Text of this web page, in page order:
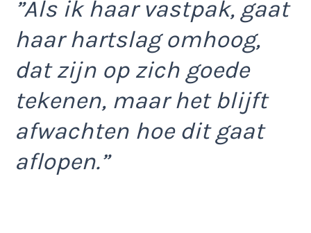
”Als ik haar vastpak, gaat
haar hartslag omhoog,
dat zijn op zich goede
tekenen, maar het blijft
afwachten hoe dit gaat
aflopen.”